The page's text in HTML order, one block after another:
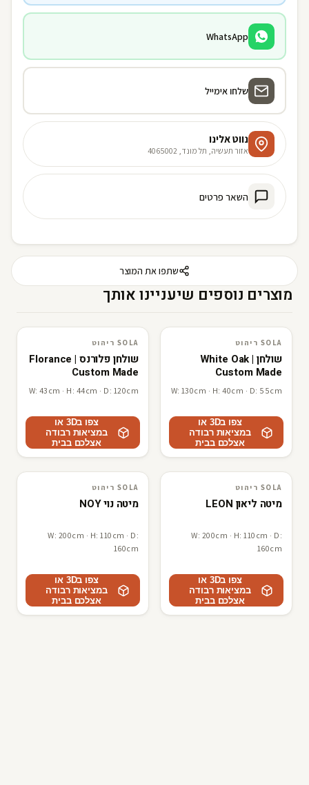
WhatsApp
שלחו אימייל
נווט אלינו
אזור תעשיה, תל מונד, 4065002
השאר פרטים
שתפו את המוצר
מוצרים נוספים שיעניינו אותך
3D · AR
SOLA ריהוט
SOLA ריהוט
שולחן White Oak |
Custom Made
W: 130cm · H: 40cm · D: 55cm
צפו ב3D או
במציאות רבודה
אצלכם בבית
3D · AR
SOLA ריהוט
SOLA ריהוט
שולחן פלורנס Florance |
Custom Made
W: 43cm · H: 44cm · D: 120cm
צפו ב3D או
במציאות רבודה
אצלכם בבית
3D · AR
SOLA ריהוט
SOLA ריהוט
מיטה ליאון LEON
W: 200cm · H: 110cm · D:
160cm
צפו ב3D או
במציאות רבודה
אצלכם בבית
3D · AR
SOLA ריהוט
SOLA ריהוט
מיטה נוי NOY
W: 200cm · H: 110cm · D:
160cm
צפו ב3D או
במציאות רבודה
אצלכם בבית